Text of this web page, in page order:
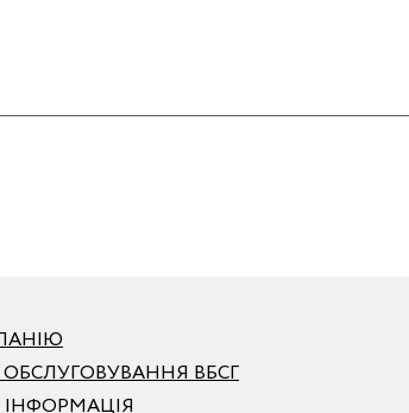
ОБСЛУГОВУВАННЯ ВБСГ